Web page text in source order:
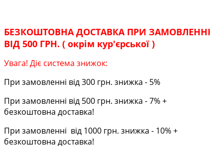
БЕЗКОШТОВНА ДОСТАВКА ПРИ ЗАМОВЛЕННІ
ВІД 500 ГРН. ( окрім кур'єрської )
Увага! Діє система знижок:
При замовленні від 300 грн. знижка - 5%
При замовленні від 500 грн. знижка - 7% +
безкоштовна доставка!
При замовленні від 1000 грн. знижка - 10% +
безкоштовна доставка!